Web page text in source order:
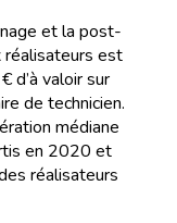
et la post-
réalisateurs est
valoir sur
de technicien.
médiane
en 2020 et
réalisateurs